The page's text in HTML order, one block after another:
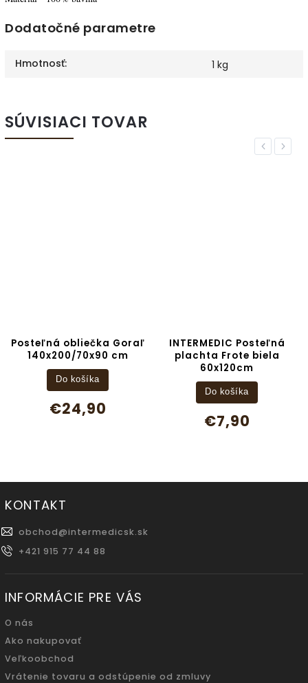
Dodatočné parametre
Hmotnosť: 1 kg
SÚVISIACI TOVAR
Previous
Posteľná obliečka Goraľ
140x200/70x90 cm
€24,90
Do košíka
INTERMEDIC Posteľná
plachta Frote biela
60x120cm
€7,90
Do košíka
Next
KONTAKT
obchod@intermedicsk.sk
+421 915 77 44 88
INFORMÁCIE PRE VÁS
O nás
Ako nakupovať
Veľkoobchod
Vrátenie tovaru a odstúpenie od zmluvy